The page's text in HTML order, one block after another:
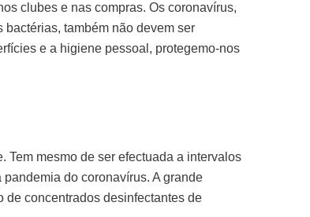
clubes e nas compras. Os coronavírus,
também não devem ser
e a higiene pessoal, protegemo-nos
Tem mesmo de ser efectuada a intervalos
do coronavírus. A grande
de concentrados desinfectantes de